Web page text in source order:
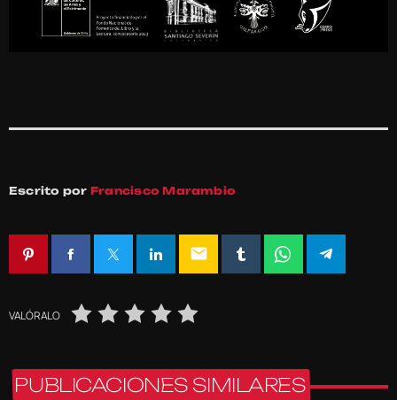
Escrito por Francisco Marambio
email
VALÓRALO
PUBLICACIONES SIMILARES